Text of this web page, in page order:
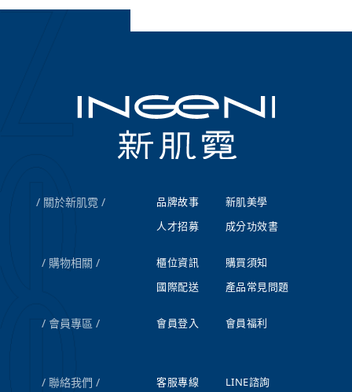
關於新肌霓 品牌故事
新肌美學
人才招募
成分功效書
購物相關 櫃位資訊
購買須知
國際配送
產品常見問題
會員專區 會員登入 會員福利
聯絡我們 客服專線 LINE諮詢